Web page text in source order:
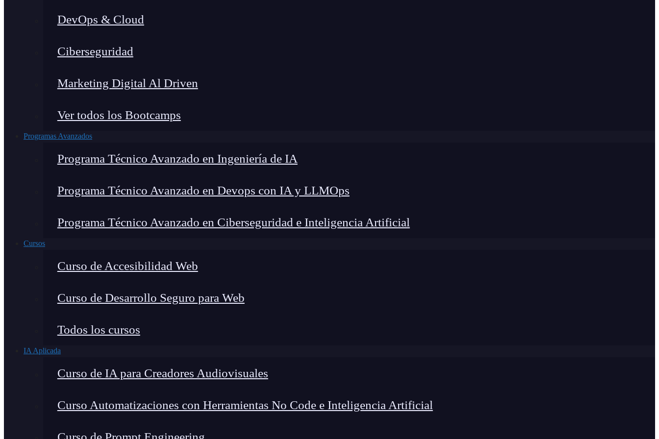
DevOps & Cloud
Ciberseguridad
Marketing Digital Al Driven
Ver todos los Bootcamps
Programas Avanzados
Programa Técnico Avanzado en Ingeniería de IA
Programa Técnico Avanzado en Devops con IA y LLMOps
Programa Técnico Avanzado en Ciberseguridad e Inteligencia Artificial
Cursos
Curso de Accesibilidad Web
Curso de Desarrollo Seguro para Web
Todos los cursos
IA Aplicada
Curso de IA para Creadores Audiovisuales
Curso Automatizaciones con Herramientas No Code e Inteligencia Artificial